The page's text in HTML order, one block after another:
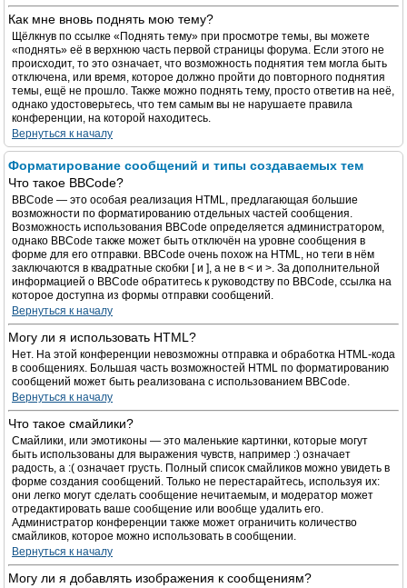
Как мне вновь поднять мою тему?
Щёлкнув по ссылке «Поднять тему» при просмотре темы, вы можете
«поднять» её в верхнюю часть первой страницы форума. Если этого не
происходит, то это означает, что возможность поднятия тем могла быть
отключена, или время, которое должно пройти до повторного поднятия
темы, ещё не прошло. Также можно поднять тему, просто ответив на неё,
однако удостоверьтесь, что тем самым вы не нарушаете правила
конференции, на которой находитесь.
Вернуться к началу
Форматирование сообщений и типы создаваемых тем
Что такое BBCode?
BBCode — это особая реализация HTML, предлагающая большие
возможности по форматированию отдельных частей сообщения.
Возможность использования BBCode определяется администратором,
однако BBCode также может быть отключён на уровне сообщения в
форме для его отправки. BBCode очень похож на HTML, но теги в нём
заключаются в квадратные скобки [ и ], а не в < и >. За дополнительной
информацией о BBCode обратитесь к руководству по BBCode, ссылка на
которое доступна из формы отправки сообщений.
Вернуться к началу
Могу ли я использовать HTML?
Нет. На этой конференции невозможны отправка и обработка HTML-кода
в сообщениях. Большая часть возможностей HTML по форматированию
сообщений может быть реализована с использованием BBCode.
Вернуться к началу
Что такое смайлики?
Смайлики, или эмотиконы — это маленькие картинки, которые могут
быть использованы для выражения чувств, например :) означает
радость, а :( означает грусть. Полный список смайликов можно увидеть в
форме создания сообщений. Только не перестарайтесь, используя их:
они легко могут сделать сообщение нечитаемым, и модератор может
отредактировать ваше сообщение или вообще удалить его.
Администратор конференции также может ограничить количество
смайликов, которое можно использовать в сообщении.
Вернуться к началу
Могу ли я добавлять изображения к сообщениям?